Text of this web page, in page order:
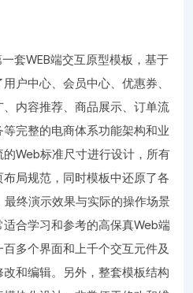
套WEB端交互原型模板，基于
户中心、会员中心、优惠券、
内容推荐、商品展示、订单流
完整的电商体系功能架构和业
Web标准尺寸进行设计，所有
局规范，同时模板中还原了各
终演示效果与实际的操作场景
合学习和参考的高保真Web端
多个界面和上千个交互元件及
和编辑。另外，整套模板结构